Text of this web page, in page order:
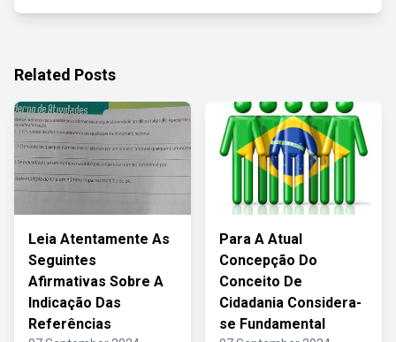
Related Posts
Leia Atentamente As
Seguintes
Afirmativas Sobre A
Indicação Das
Referências
Para A Atual
Concepção Do
Conceito De
Cidadania Considera-
se Fundamental